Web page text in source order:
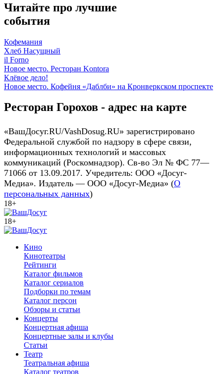
Читайте про лучшие
события
Кофемания
Хлеб Насущный
il Forno
Новое место. Ресторан Kontora
Клёвое дело!
Новое место. Кофейня «Даблби» на Кронверкском проспекте
Ресторан Горохов - адрес на карте
«ВашДосуг.RU/VashDosug.RU» зарегистрировано
Федеральной службой по надзору в сфере связи,
информационных технологий и массовых
коммуникаций (Роскомнадзор). Св-во Эл № ФС 77—
71066 от 13.09.2017. Учредитель: ООО «Досуг-
Медиа». Издатель — ООО «Досуг-Медиа» (О
персональных данных)
18+
18+
Кино
Кинотеатры
Рейтинги
Каталог фильмов
Каталог сериалов
Подборки по темам
Каталог персон
Обзоры и статьи
Концерты
Концертная афиша
Концертные залы и клубы
Статьи
Театр
Театральная афиша
Каталог театров